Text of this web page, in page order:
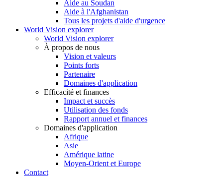
Aide au Soudan
Aide à l'Afghanistan
Tous les projets d'aide d'urgence
World Vision explorer
World Vision explorer
À propos de nous
Vision et valeurs
Points forts
Partenaire
Domaines d'application
Efficacité et finances
Impact et succès
Utilisation des fonds
Rapport annuel et finances
Domaines d'application
Afrique
Asie
Amérique latine
Moyen-Orient et Europe
Contact